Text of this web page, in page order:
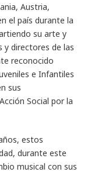
Austria,
el país durante la
su arte y
directores de las
reconocido
e Infantiles
sus
Social por la
estos
durante este
musical con sus